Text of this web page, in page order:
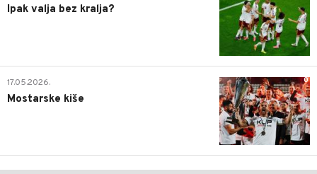
Ipak valja bez kralja?
0
17.05.2026.
Mostarske kiše